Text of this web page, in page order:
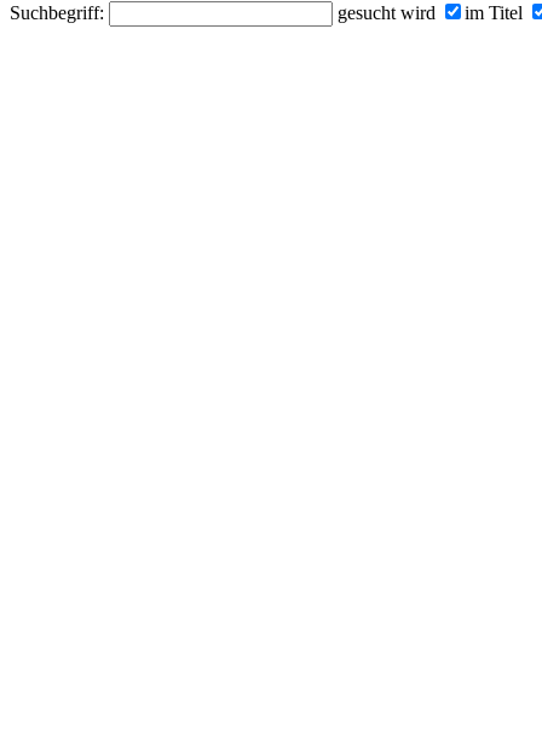
Suchbegriff: gesucht wird im Titel